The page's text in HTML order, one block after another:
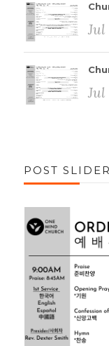
Jul
Jul
POST SLIDER